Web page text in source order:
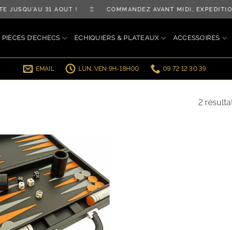
JUSQU'AU 31 AOÛT ! ♖ COMMANDEZ AVANT MIDI,
PIÈCES D’ECHECS ECHIQUIERS & PLATEAUX ACCESSOIRES
EMAIL LUN. VEN 9H-18H00 09 72 12 30 39
2